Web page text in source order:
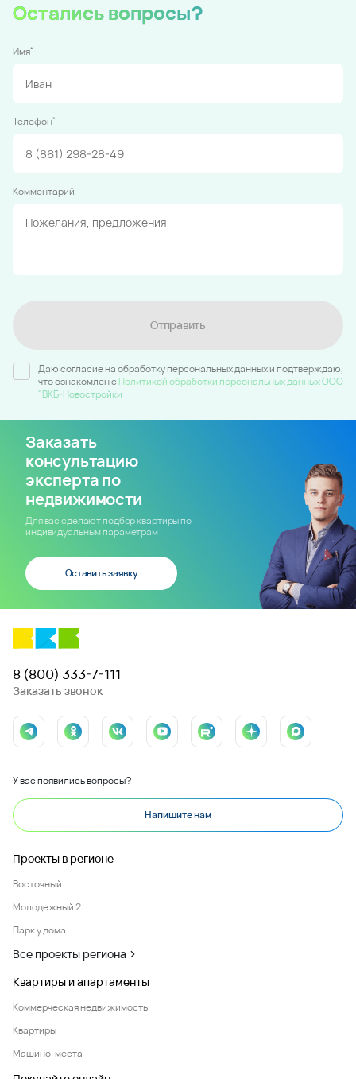
Остались вопросы?
Имя*
Телефон*
Комментарий
Отправить
Даю согласие на обработку персональных данных и подтверждаю,
что ознакомлен c Политикой обработки персональных данных ООО
"ВКБ-Новостройки
Заказать
консультацию
эксперта по
недвижимости
Для вас сделают подбор квартиры по
индивидуальным параметрам
Оставить заявку
8 (800) 333-7-111
Заказать звонок
У вас появились вопросы?
Напишите нам
Проекты в регионе
Восточный
Молодежный 2
Парк у дома
Все проекты региона
Квартиры и апартаменты
Коммерческая недвижимость
Квартиры
Машино-места